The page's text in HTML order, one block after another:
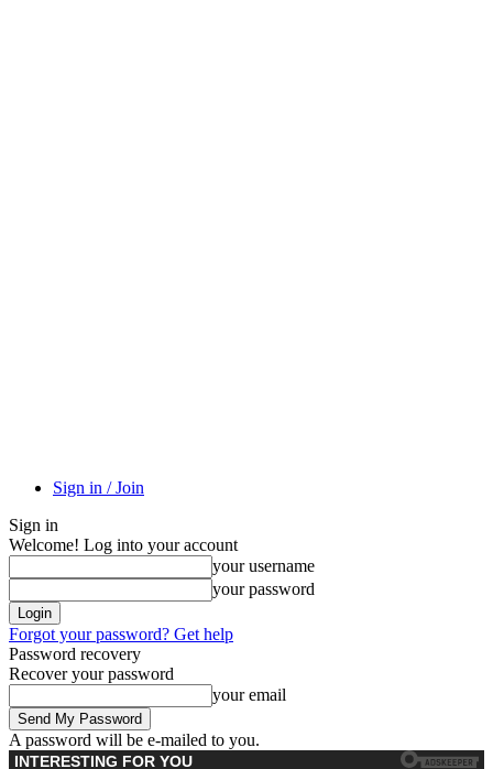
Sign in / Join
Sign in
Welcome! Log into your account
your username
your password
Forgot your password? Get help
Password recovery
Recover your password
your email
A password will be e-mailed to you.